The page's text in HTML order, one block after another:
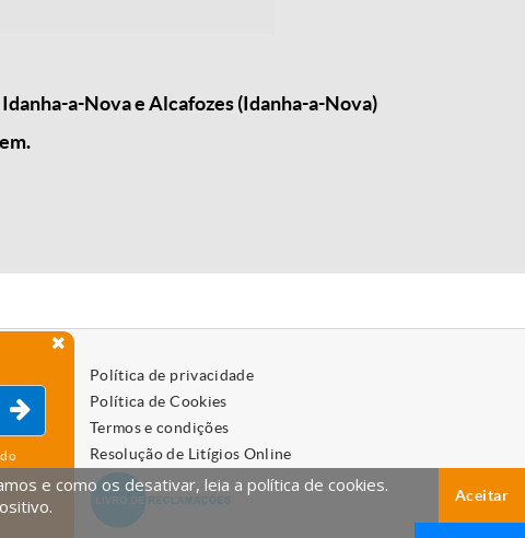
a-Nova e Alcafozes (Idanha-a-Nova)
Política de privacidade
Política de Cookies
Termos e condições
Resolução de Litígios Online
e como os desativar, leia a política de cookies.
Aceitar